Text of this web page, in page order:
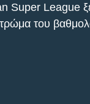
Super League
του